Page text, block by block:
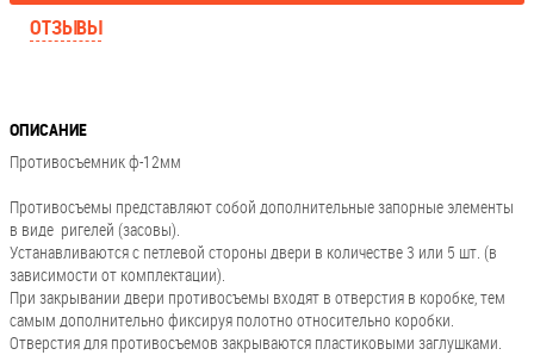
ОТЗЫВЫ
ОПИСАНИЕ
Противосъемник ф-12мм
Противосъемы представляют собой дополнительные запорные элементы
в виде ригелей (засовы).
Устанавливаются с петлевой стороны двери в количестве 3 или 5 шт. (в
зависимости от комплектации).
При закрывании двери противосъемы входят в отверстия в коробке, тем
самым дополнительно фиксируя полотно относительно коробки.
Отверстия для противосъемов закрываются пластиковыми заглушками.